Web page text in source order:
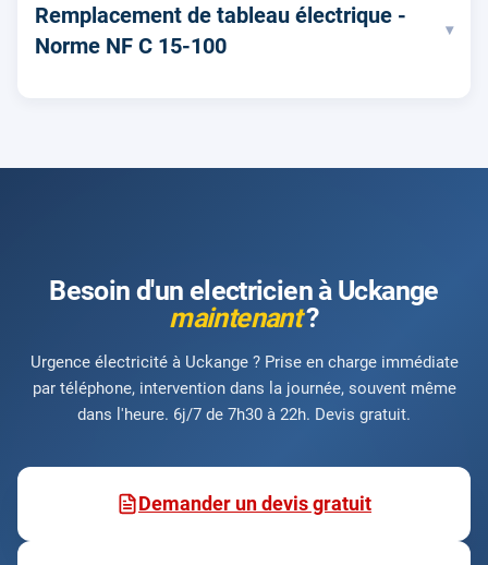
Remplacement de tableau électrique -
Norme NF C 15-100
▾
Besoin d'un electricien à Uckange
maintenant?
Urgence électricité à Uckange ? Prise en charge immédiate
par téléphone, intervention dans la journée, souvent même
dans l'heure. 6j/7 de 7h30 à 22h. Devis gratuit.
Demander un devis gratuit